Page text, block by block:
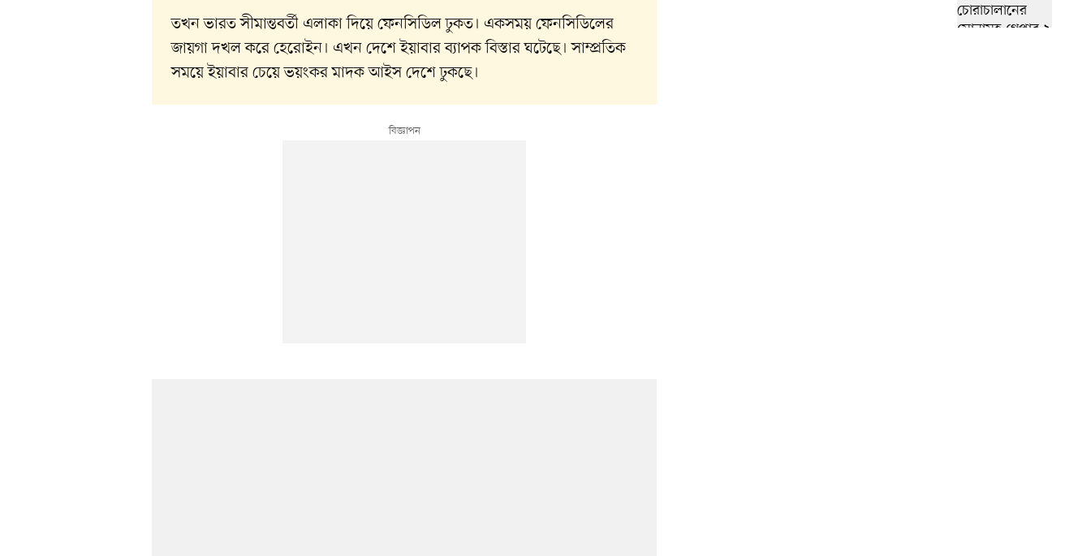
তখন ভারত সীমান্তবর্তী এলাকা দিয়ে ফেনসিডিল ঢুকত। একসময় ফেনসিডিলের
জায়গা দখল করে হেরোইন। এখন দেশে ইয়াবার ব্যাপক বিস্তার ঘটেছে। সাম্প্রতিক
সময়ে ইয়াবার চেয়ে ভয়ংকর মাদক আইস দেশে ঢুকছে।